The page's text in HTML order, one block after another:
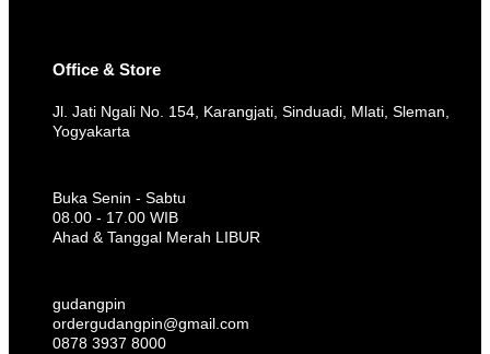
Office & Store
Jl. Jati Ngali No. 154, Karangjati, Sinduadi, Mlati, Sleman,
Yogyakarta
Buka Senin - Sabtu
08.00 - 17.00 WIB
Ahad & Tanggal Merah LIBUR
gudangpin
ordergudangpin@gmail.com
0878 3937 8000